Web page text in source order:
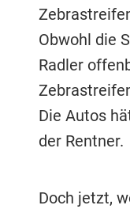
Obwohl die
Radler
Die Autos
der Rentner.
Doch jetzt,